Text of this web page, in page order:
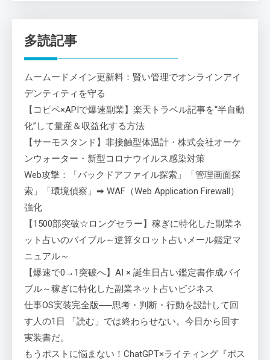
多読記事
ムームードメイン更新料：賢い管理でオンラインアイ
デンティティを守る
【コピペ×APIで爆速副業】楽天トラベル記事を“半自動
化”して量産＆収益化する方法
【サーモスタンド】非接触型体温計・株式会社オーケ
ンウォーター・新型コロナウイルス感染対策
Web攻撃：「バックドアファイル探索」「管理画面探
索」「環境偵察」➡ WAF（Web Application Firewall）
強化
【1500部突破☆ロングセラー】稼ぎに特化した副業ネ
ット占いのバイブル～逆算タロット占いメール鑑定マ
ニュアル～
【爆速で0→1突破へ】AI × 誕生日占い鑑定書作成バイ
ブル～稼ぎに特化した副業ネット占いビジネス
仕事OS実装完全版──思考・判断・行動を設計して回
す人の1日 「読む」では終わらせない。今日から回す
実装書だ。
もうポストに悩まない！ChatGPT×ライティング『ポス